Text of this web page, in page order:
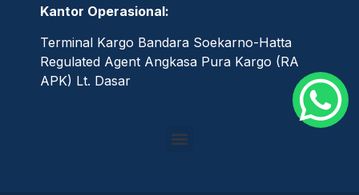
Kantor Operasional:
Terminal Kargo Bandara Soekarno-Hatta
Regulated Agent Angkasa Pura Kargo (RA
APK) Lt. Dasar